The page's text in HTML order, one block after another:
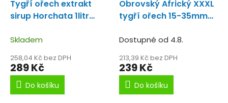
Tygří ořech extrakt
sirup Horchata 1litr
Skladem
258,04 Kč bez DPH
289 Kč
Do košíku
Obrovský Africký XXXL
tygří ořech 15-35mm
na trhu.
Dostupné od 4.8.
213,39 Kč bez DPH
239 Kč
Do košíku